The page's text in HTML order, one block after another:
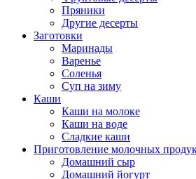
Пряники
Другие десерты
Заготовки
Маринады
Варенье
Соленья
Суп на зиму
Каши
Каши на молоке
Каши на воде
Сладкие каши
Приготовление молочных
Домашний сыр
Домашний йогурт